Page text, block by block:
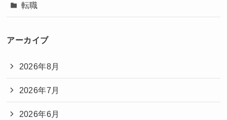
転職
アーカイブ
2026年8月
2026年7月
2026年6月